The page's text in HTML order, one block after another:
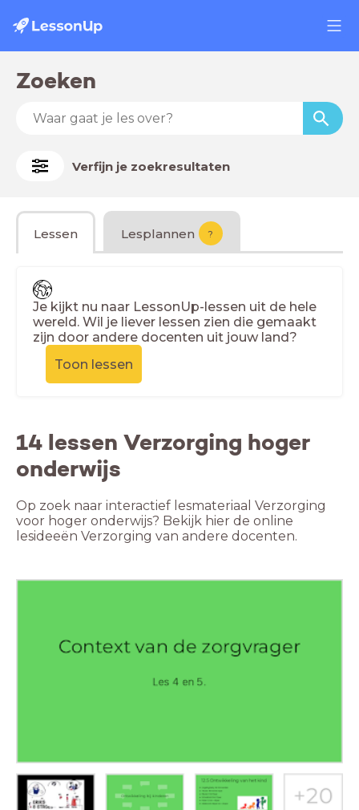
Zoeken
Verfijn je zoekresultaten
Lessen Lesplannen ?
Je kijkt nu naar LessonUp-lessen uit de hele
wereld. Wil je liever lessen zien die gemaakt
zijn door andere docenten uit jouw land?
Toon lessen
14 lessen Verzorging hoger
onderwijs
Op zoek naar interactief lesmateriaal Verzorging
voor hoger onderwijs? Bekijk hier de online
lesideeën Verzorging van andere docenten.